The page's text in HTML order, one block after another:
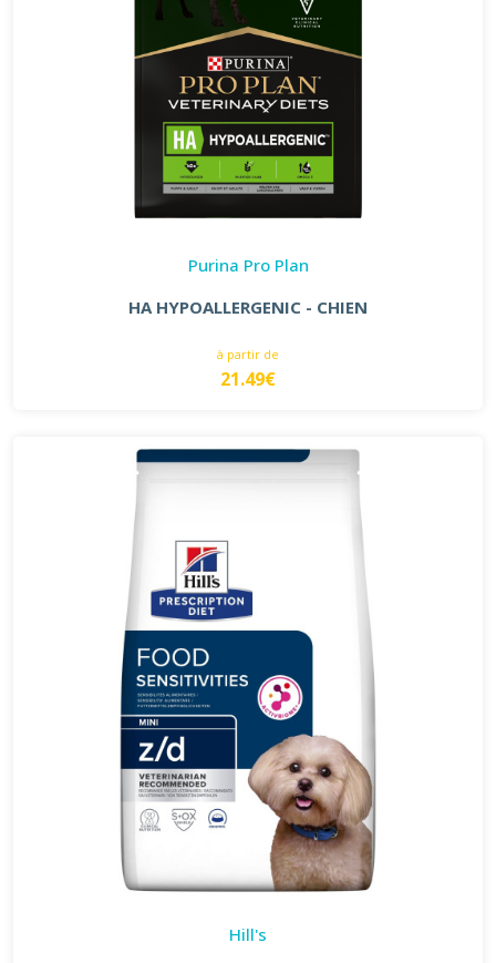
Purina Pro Plan
HA HYPOALLERGENIC - CHIEN
à partir de
21.49€
Hill's